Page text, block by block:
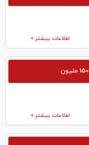
اطلاعات بیشتر >
اطلاعات بیشتر >